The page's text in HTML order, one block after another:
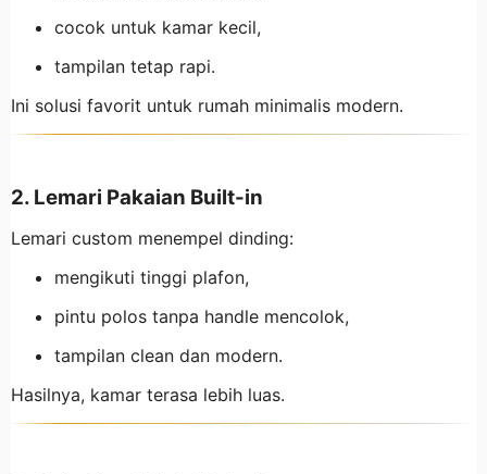
cocok untuk kamar kecil,
tampilan tetap rapi.
Ini solusi favorit untuk rumah minimalis modern.
2. Lemari Pakaian Built-in
Lemari custom menempel dinding:
mengikuti tinggi plafon,
pintu polos tanpa handle mencolok,
tampilan clean dan modern.
Hasilnya, kamar terasa lebih luas.